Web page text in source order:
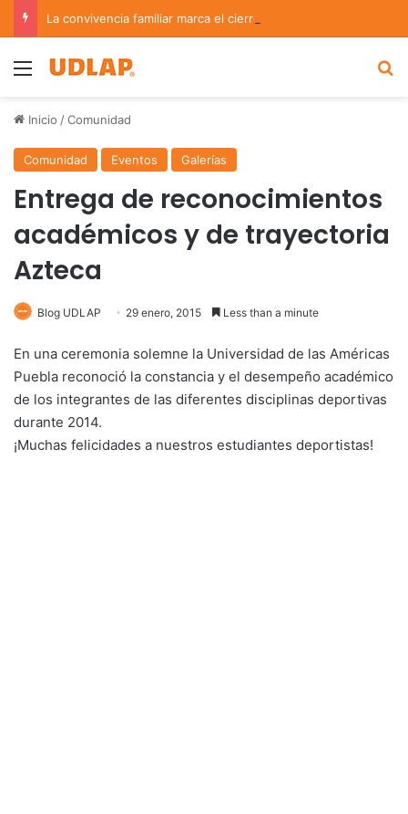
Menu
Inicio /Comunidad
Comunidad Eventos Galerías
Entrega de reconocimientos
académicos y de trayectoria
Azteca
Blog UDLAP 29 enero, 2015 Less than a minute
En una ceremonia solemne la Universidad de las Américas
Puebla reconoció la constancia y el desempeño académico
de los integrantes de las diferentes disciplinas deportivas
durante 2014.
¡Muchas felicidades a nuestros estudiantes deportistas!